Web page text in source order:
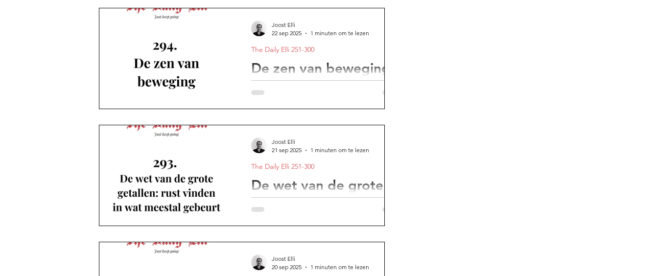
Podcast De blogs
The Daily Elli 351-366
De zen van beweging
het westen zoekt het hoge en stille, maar
The Daily Elli 251-300
Joost Elli
22 sep 2025
1 minuten om te lezen
De wet van de grote
getallen: rust vinden in
Je leven is veel voorspelbaarder dan je
The Daily Elli 251-300
Joost Elli
21 sep 2025
1 minuten om te lezen
Joost Elli
20 sep 2025
1 minuten om te lezen